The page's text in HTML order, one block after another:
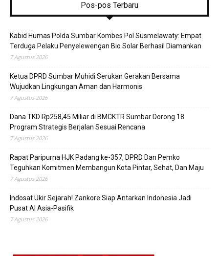
Pos-pos Terbaru
Kabid Humas Polda Sumbar Kombes Pol Susmelawaty: Empat
Terduga Pelaku Penyelewengan Bio Solar Berhasil Diamankan
7 Agustus 2026
Ketua DPRD Sumbar Muhidi Serukan Gerakan Bersama
Wujudkan Lingkungan Aman dan Harmonis
7 Agustus 2026
Dana TKD Rp258,45 Miliar di BMCKTR Sumbar Dorong 18
Program Strategis Berjalan Sesuai Rencana
7 Agustus 2026
Rapat Paripurna HJK Padang ke-357, DPRD Dan Pemko
Teguhkan Komitmen Membangun Kota Pintar, Sehat, Dan Maju
7 Agustus 2026
Indosat Ukir Sejarah! Zankore Siap Antarkan Indonesia Jadi
Pusat AI Asia-Pasifik
7 Agustus 2026